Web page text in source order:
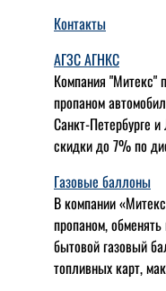
Контакты
АГЗС АГНКС
Компания "Митекс"
пропаном
Санкт-Петербурге
скидки до 7% по
Газовые баллоны
В компании
пропаном,
бытовой газовый
топливных карт,